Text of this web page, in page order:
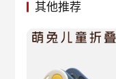
其他推荐